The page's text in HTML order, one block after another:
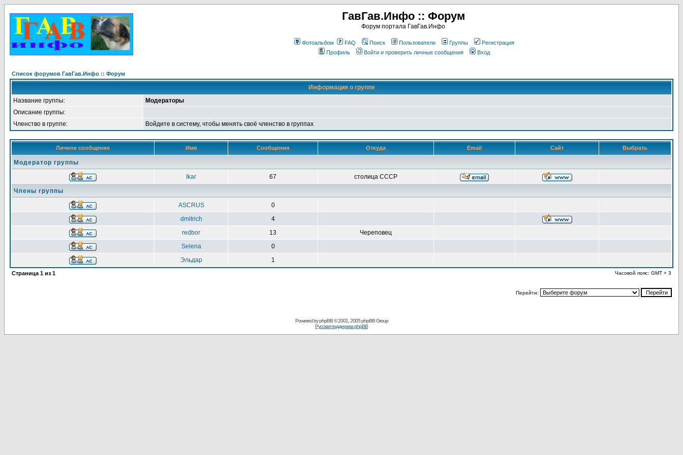
ГавГав.Инфо :: Форум
Форум портала ГавГав.Инфо
Фотоальбом FAQ Поиск Пользователи Группы
Регистрация
Профиль
Войти и проверить личные сообщения Вход
Список форумов ГавГав.Инфо :: Форум
Информация о группе
Название группы:
Модераторы
Описание группы:
Членство в группе:
Войдите в систему, чтобы менять своё членство в группах
Личное сообщение Имя Сообщения Откуда Email Сайт Выбрать
Модератор группы
Ikar
67
столица СССР
Члены группы
ASCRUS
0
dmitrich
4
redbor
13
Череповец
Selena
0
Эльдар
1
Страница 1 из 1 Часовой пояс: GMT + 3
Перейти:
Powered byphpBB© 2001, 2005 phpBB Group
Русская поддержка phpBB